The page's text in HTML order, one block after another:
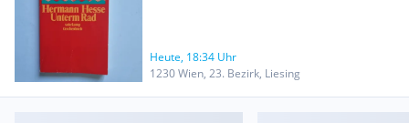
Heute, 18:34 Uhr
1230 Wien, 23. Bezirk, Liesing